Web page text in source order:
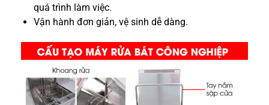
quá trình làm việc.
Vận hành đơn giản, vệ sinh dễ dàng.